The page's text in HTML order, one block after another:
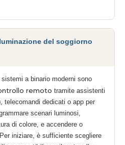
del soggiorno
a binario moderni sono
remoto tramite assistenti
telecomandi dedicati o app per
scenari luminosi,
di colore, e accendere o
iniziare, è sufficiente scegliere